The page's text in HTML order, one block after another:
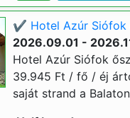
✔️ Hotel Azúr Siófok
2026.09.01 -
Hotel Azúr Siófok
39.945 Ft / fő / éj
saját strand a